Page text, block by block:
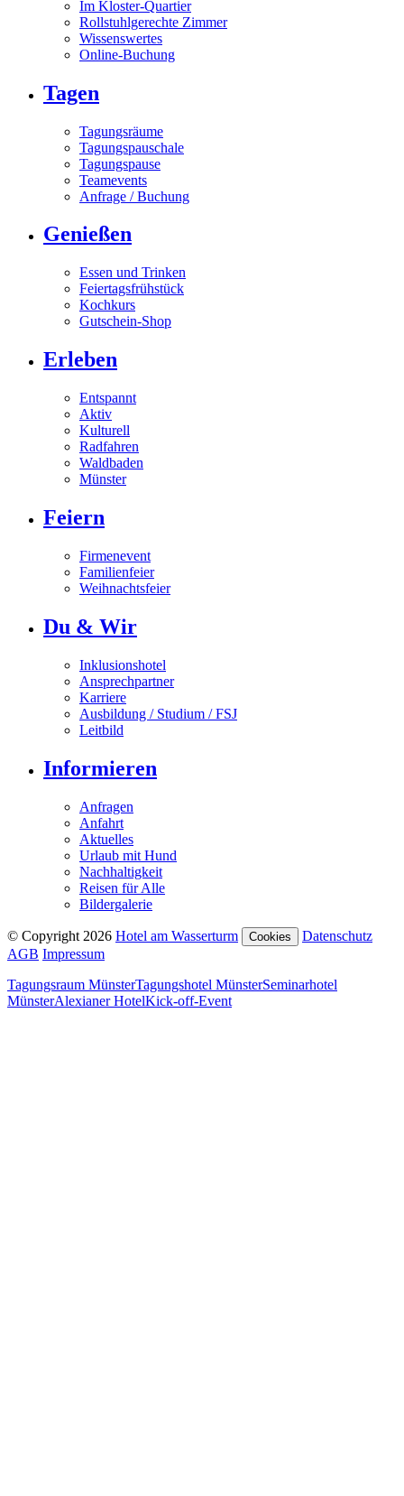
Im Kloster-Quartier
Rollstuhlgerechte Zimmer
Wissenswertes
Online-Buchung
Tagen
Tagungsräume
Tagungspauschale
Tagungspause
Teamevents
Anfrage / Buchung
Genießen
Essen und Trinken
Feiertagsfrühstück
Kochkurs
Gutschein-Shop
Erleben
Entspannt
Aktiv
Kulturell
Radfahren
Waldbaden
Münster
Feiern
Firmenevent
Familienfeier
Weihnachtsfeier
Du & Wir
Inklusionshotel
Ansprechpartner
Karriere
Ausbildung / Studium / FSJ
Leitbild
Informieren
Anfragen
Anfahrt
Aktuelles
Urlaub mit Hund
Nachhaltigkeit
Reisen für Alle
Bildergalerie
© Copyright 2026 Hotel am Wasserturm Cookies
Datenschutz
AGB Impressum
Tagungsraum MünsterTagungshotel MünsterSeminarhotel
MünsterAlexianer HotelKick-off-Event